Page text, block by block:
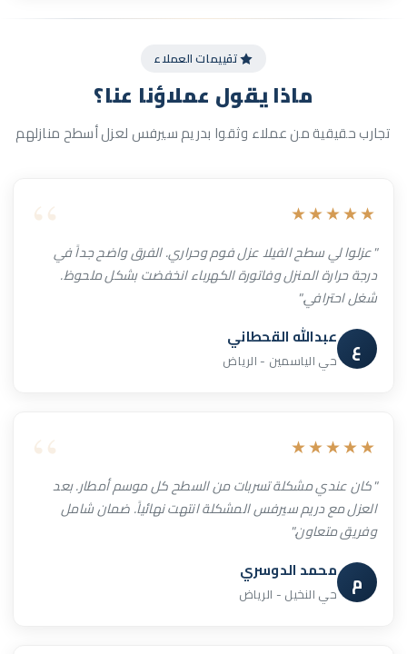
تقييمات العملاء
ماذا يقول عملاؤنا عنا؟
تجارب حقيقية من عملاء وثقوا بدريم سيرفس لعزل أسطح منازلهم
★★★★★
"عزلوا لي سطح الفيلا عزل فوم وحراري. الفرق واضح جداً في
درجة حرارة المنزل وفاتورة الكهرباء انخفضت بشكل ملحوظ.
شغل احترافي."
ع عبدالله القحطاني
حي الياسمين - الرياض
★★★★★
"كان عندي مشكلة تسربات من السطح كل موسم أمطار. بعد
العزل مع دريم سيرفس المشكلة انتهت نهائياً. ضمان شامل
وفريق متعاون."
م محمد الدوسري
حي النخيل - الرياض